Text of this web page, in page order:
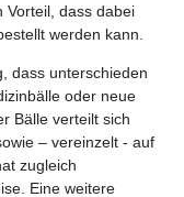
Vorteil, dass dabei
werden kann.
dass unterschieden
oder neue
Bälle verteilt sich
– vereinzelt - auf
zugleich
Eine weitere